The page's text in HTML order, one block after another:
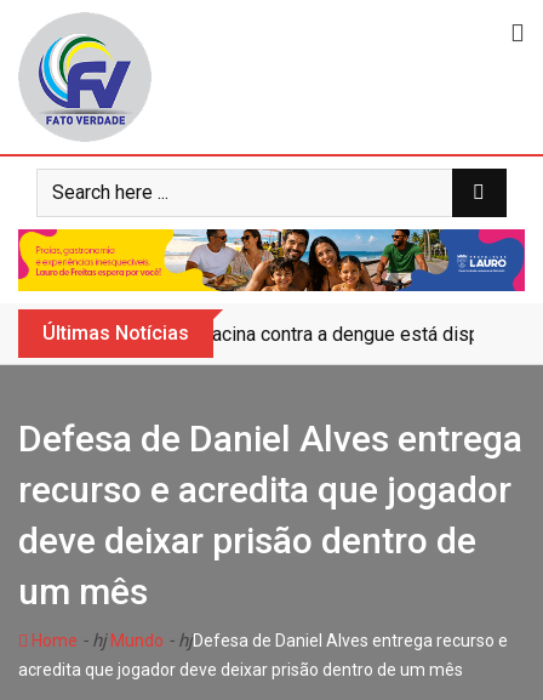
content
Últimas Notícias Vacina contra a dengue está
Defesa de Daniel Alves entrega
recurso e acredita que jogador
deve deixar prisão dentro de
um mês
Home - hjMundo - hjDefesa de Daniel Alves entrega recurso e
acredita que jogador deve deixar prisão dentro de um mês